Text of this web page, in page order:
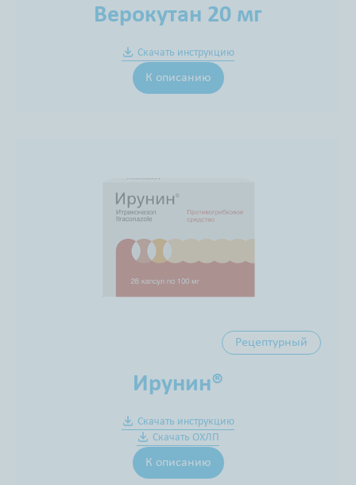
Верокутан 20 мг
Скачать инструкцию
К описанию
Рецептурный
Ирунин®
Скачать инструкцию
Скачать ОХЛП
К описанию